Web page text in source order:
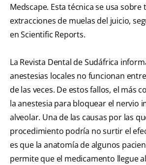
Medscape. Esta técnica se usa sobre
extracciones de muelas del juicio,
en Scientific Reports.
La Revista Dental de Sudáfrica
anestesias locales no funcionan entre
de las veces. De estos fallos, el más
la anestesia para bloquear el nervio
alveolar. Una de las causas por las
procedimiento podría no surtir el
es que la anatomía de algunos
permite que el medicamento llegue